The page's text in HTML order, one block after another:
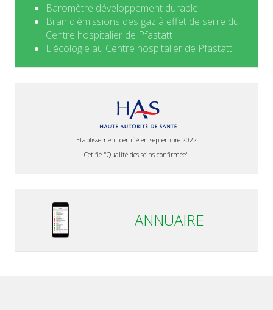
Baromètre développement durable
Bilan d'émissions des gaz à effet de serre du
Centre hospitalier de Pfastatt
L'écologie au Centre hospitalier de Pfastatt
Etablissement certifié en septembre 2022
Cetifié "Qualité des soins confirmée"
ANNUAIRE